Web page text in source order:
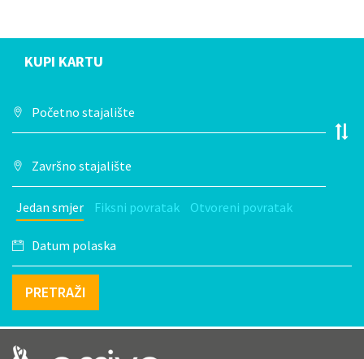
KUPI KARTU
Jedan smjer Fiksni povratak Otvoreni povratak
PRETRAŽI